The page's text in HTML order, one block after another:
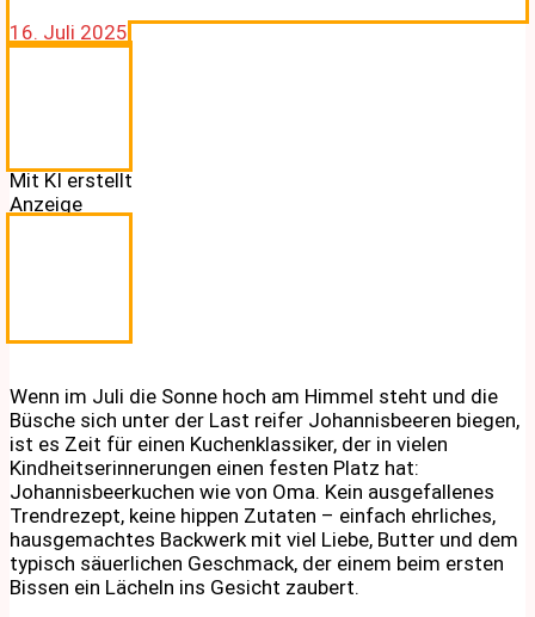
16. Juli 2025
Mit KI erstellt
Anzeige
Wenn im Juli die Sonne hoch am Himmel steht und die
Büsche sich unter der Last reifer Johannisbeeren biegen,
ist es Zeit für einen Kuchenklassiker, der in vielen
Kindheitserinnerungen einen festen Platz hat:
Johannisbeerkuchen wie von Oma. Kein ausgefallenes
Trendrezept, keine hippen Zutaten – einfach ehrliches,
hausgemachtes Backwerk mit viel Liebe, Butter und dem
typisch säuerlichen Geschmack, der einem beim ersten
Bissen ein Lächeln ins Gesicht zaubert.